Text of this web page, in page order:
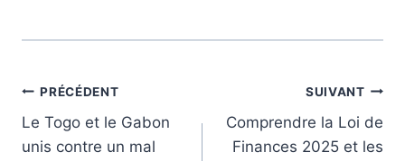
Navigation
de
PRÉCÉDENT
Le Togo et le Gabon
unis contre un mal
SUIVANT
Comprendre la Loi de
Finances 2025 et les